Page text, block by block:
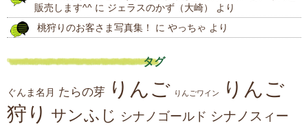
販売します^^ に ジェラスのかず（大崎）
より
桃狩りのお客さま写真集！
に やっちゃ より
タグ
ぐんま名月 たらの芽 りんご りんごワイン
りんご
狩り サンふじ シナノゴールド シナノスィー